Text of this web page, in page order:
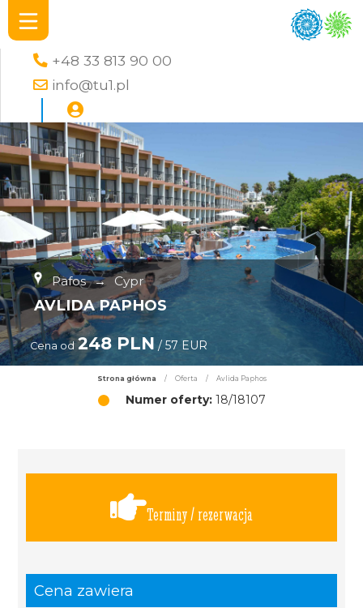
+48 33 813 90 00
info@tu1.pl
Pafos → Cypr
AVLIDA PAPHOS
Cena od 248 PLN / 57 EUR
Strona główna / Oferta / Avlida Paphos
Numer oferty:18/18107
Terminy / rezerwacja
Cena zawiera